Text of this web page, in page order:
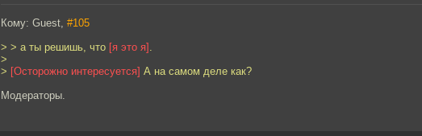
Кому: Guest, #105
> > а ты решишь, что [я это я] .
>
> [Осторожно интересуется] А на самом деле как?
Модераторы.